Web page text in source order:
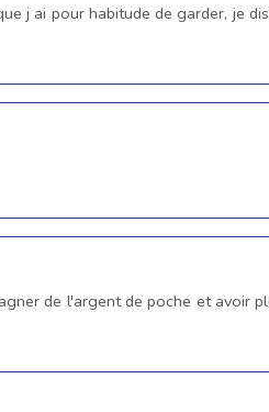
j ai pour habitude de garder, je
de l'argent de poche et avoir